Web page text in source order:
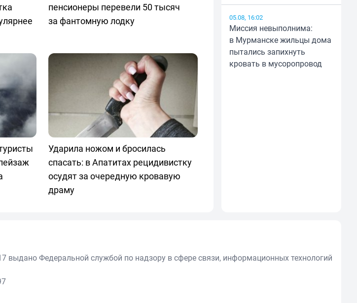
пенсионеры перевели 50 тысяч
за фантомную лодку
Ударила ножом и бросилась
спасать: в Апатитах рецидивистку
осудят за очередную кровавую
драму
05.08, 16:02
Миссия невыполнима:
в Мурманске жильцы дома
пытались запихнуть
кровать в мусоропровод
Федеральной службой по надзору в сфере связи, информационных технологий